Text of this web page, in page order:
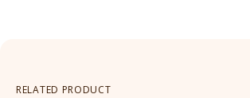
RELATED PRODUCT